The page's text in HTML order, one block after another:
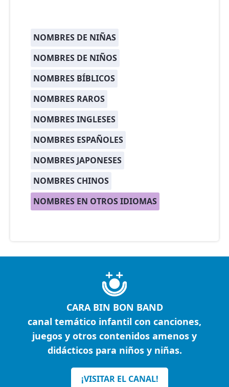
NOMBRES DE NIÑAS
NOMBRES DE NIÑOS
NOMBRES BÍBLICOS
NOMBRES RAROS
NOMBRES INGLESES
NOMBRES ESPAÑOLES
NOMBRES JAPONESES
NOMBRES CHINOS
NOMBRES EN OTROS IDIOMAS
CARA BIN BON BAND
canal temático infantil con canciones,
juegos y otros contenidos amenos y
didácticos para niños y niñas.
¡VISITAR EL CANAL!